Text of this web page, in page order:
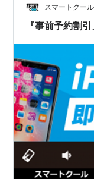
＊＊＊＊＊＊＊…
スマートクー
『事前予約割